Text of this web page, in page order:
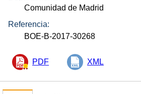
Comunidad de Madrid
Referencia:
BOE-B-2017-30268
PDF XML